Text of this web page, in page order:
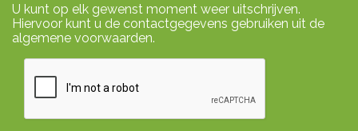
U kunt op elk gewenst moment weer uitschrijven.
Hiervoor kunt u de contactgegevens gebruiken uit de
algemene voorwaarden.